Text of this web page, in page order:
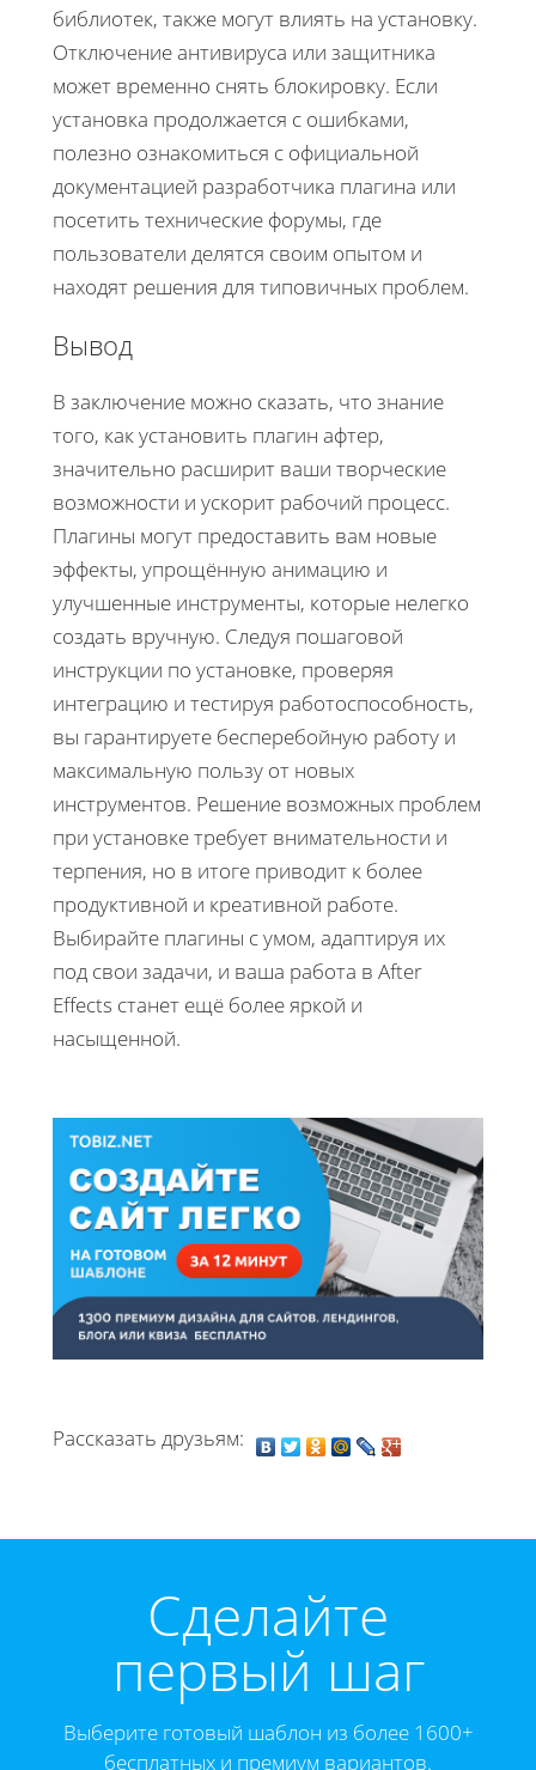
библиотек, также могут влиять на установку.
Отключение антивируса или защитника
может временно снять блокировку. Если
установка продолжается с ошибками,
полезно ознакомиться с официальной
документацией разработчика плагина или
посетить технические форумы, где
пользователи делятся своим опытом и
находят решения для типовичных проблем.
Вывод
В заключение можно сказать, что знание
того, как установить плагин афтер,
значительно расширит ваши творческие
возможности и ускорит рабочий процесс.
Плагины могут предоставить вам новые
эффекты, упрощённую анимацию и
улучшенные инструменты, которые нелегко
создать вручную. Следуя пошаговой
инструкции по установке, проверяя
интеграцию и тестируя работоспособность,
вы гарантируете бесперебойную работу и
максимальную пользу от новых
инструментов. Решение возможных проблем
при установке требует внимательности и
терпения, но в итоге приводит к более
продуктивной и креативной работе.
Выбирайте плагины с умом, адаптируя их
под свои задачи, и ваша работа в After
Effects станет ещё более яркой и
насыщенной.
Рассказать друзьям:
Cделайте
первый шаг
Выберите готовый шаблон из более 1600+
бесплатных и премиум вариантов.